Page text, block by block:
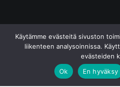
Käytämme evästeitä sivuston
liikenteen analysoinnissa.
evästeiden
Ok
En hyväksy